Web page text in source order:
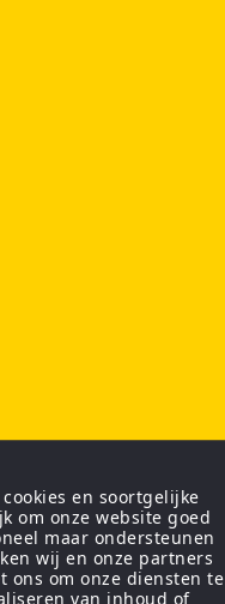
en soortgelijke
om onze website goed
maar ondersteunen
wij en onze partners
ons om onze diensten te
van inhoud of